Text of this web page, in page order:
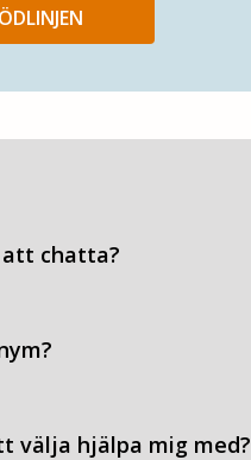
chatta?
välja hjälpa mig med?